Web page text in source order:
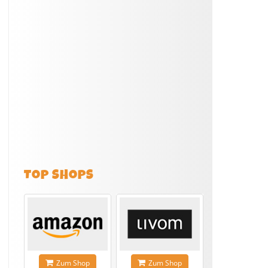
TOP SHOPS
Zum Shop Zum Shop